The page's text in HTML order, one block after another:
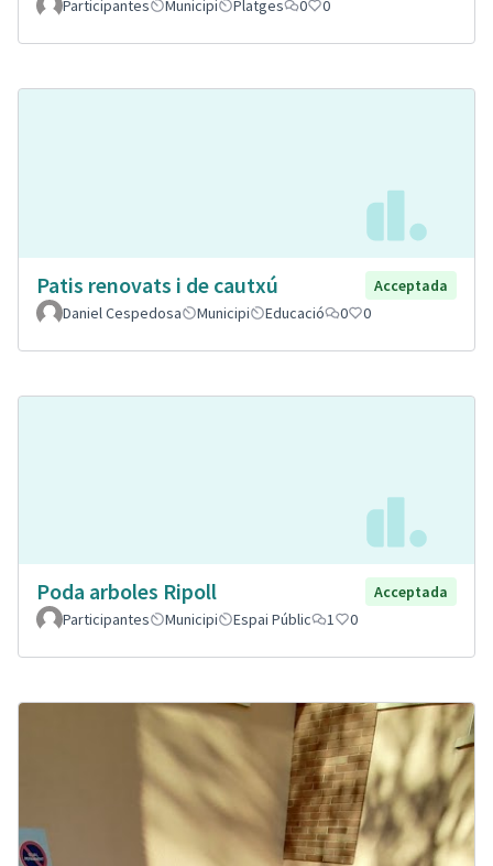
Participantes Municipi Platges 0 0
Patis renovats i de cautxú
Acceptada
Daniel Cespedosa
Municipi Educació 0 0
Poda arboles Ripoll
Acceptada
Participantes
Municipi Espai Públic 1 0